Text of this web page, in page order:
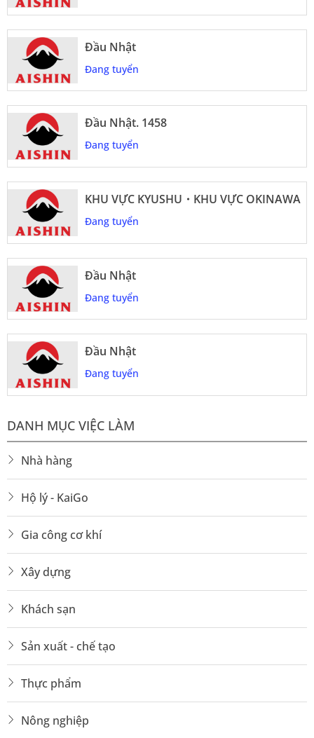
Đầu Nhật
Đang tuyển
Đầu Nhật. 1458
Đang tuyển
KHU VỰC KYUSHU・KHU VỰC OKINAWA
Đang tuyển
Đầu Nhật
Đang tuyển
Đầu Nhật
Đang tuyển
DANH MỤC VIỆC LÀM
Nhà hàng
Hộ lý - KaiGo
Gia công cơ khí
Xây dựng
Khách sạn
Sản xuất - chế tạo
Thực phẩm
Nông nghiệp